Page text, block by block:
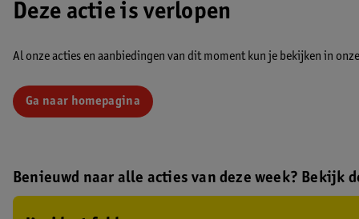
Deze actie is verlopen
Al onze acties en aanbiedingen van dit moment kun je bekijken in
Ga naar homepagina
Benieuwd naar alle acties van deze week? Bekijk